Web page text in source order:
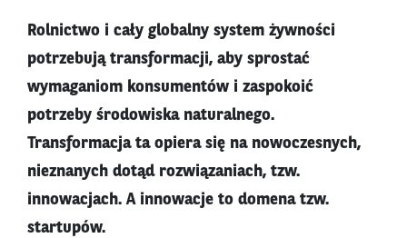
Rolnictwo i cały globalny system żywności
potrzebują transformacji, aby sprostać
wymaganiom konsumentów i zaspokoić
potrzeby środowiska naturalnego.
Transformacja ta opiera się na nowoczesnych,
nieznanych dotąd rozwiązaniach, tzw.
innowacjach. A innowacje to domena tzw.
startupów.